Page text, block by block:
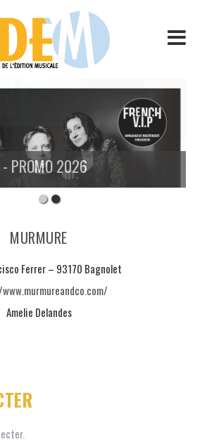
- PROMO 2026
MURMURE
Ferrer – 93170 Bagnolet
Amelie Delandes